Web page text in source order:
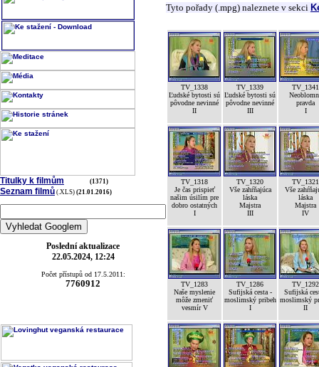
Titulky k filmům (1371)
Seznam filmů (.XLS) (21.01.2016)
Poslední aktualizace
22.05.2024, 12:24
Počet přístupů od 17.5.2011:
7760912
Tyto pořady (.mpg) naleznete v sekci
TV_1338
Ľudské bytosti sú
pôvodne nevinné
II
TV_1339
Ľudské bytosti sú
pôvodne nevinné
III
TV_1341
pravda
I
TV_1318
Je čas prispieť
našim úsilím pre
dobro ostatných
I
TV_1320
Vše zahŕňajúca
láska
Majstra
III
TV_1321
Vše
láska
Majstra
IV
TV_1283
Naše myslenie
môže zmeniť
vesmír V
TV_1286
Sufijská cesta -
moslimský pribeh
I
TV_1292
Sufijská
moslimský
II